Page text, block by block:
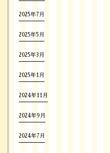
2025年7月
2025年5月
2025年3月
2025年1月
2024年11月
2024年9月
2024年7月